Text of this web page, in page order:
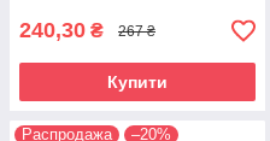
240,30 ₴ 267 ₴
Купити
Распродажа –20%